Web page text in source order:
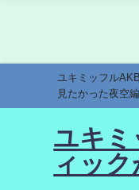
ユキミッフル
見たかった夜空
ユキミ
ィッ